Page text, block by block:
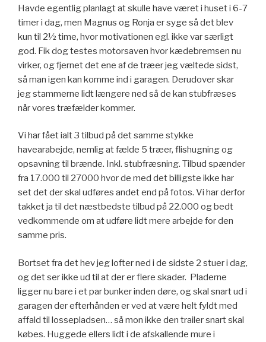
Havde egentlig planlagt at skulle have været i huset i 6-7
timer i dag, men Magnus og Ronja er syge så det blev
kun til 2½ time, hvor motivationen egl. ikke var særligt
god. Fik dog testes motorsaven hvor kædebremsen nu
virker, og fjernet det ene af de træer jeg væltede sidst,
så man igen kan komme ind i garagen. Derudover skar
jeg stammerne lidt længere ned så de kan stubfræses
når vores træfælder kommer.
Vi har fået ialt 3 tilbud på det samme stykke
havearabejde, nemlig at fælde 5 træer, flishugning og
opsavning til brænde. Inkl. stubfræsning. Tilbud spænder
fra 17.000 til 27000 hvor de med det billigste ikke har
set det der skal udføres andet end på fotos. Vi har derfor
takket ja til det næstbedste tilbud på 22.000 og bedt
vedkommende om at udføre lidt mere arbejde for den
samme pris.
Bortset fra det hev jeg lofter ned i de sidste 2 stuer i dag,
og det ser ikke ud til at der er flere skader. Pladerne
ligger nu bare i et par bunker inden døre, og skal snart ud i
garagen der efterhånden er ved at være helt fyldt med
affald til lossepladsen… så mon ikke den trailer snart skal
købes. Huggede ellers lidt i de afskallende mure i